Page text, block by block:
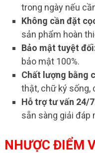
trong ngày nếu
Không cần đặt
sản phẩm hoàn
Bảo mật tuyệt
bảo mật 100%.
Chất lượng bằng
thật, chữ ký sống,
Hỗ trợ tư vấn 24/
sẵn sàng giải đáp
NHƯỢC ĐIỂM